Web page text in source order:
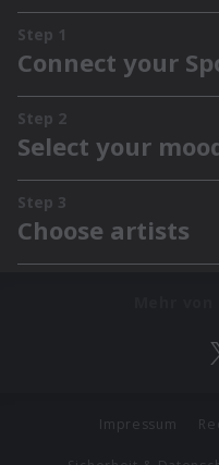
Impressum